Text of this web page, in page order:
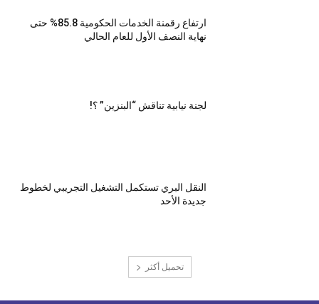
ارتفاع رقمنة الخدمات الحكومية 85.8% حتى
نهاية النصف الأول للعام الحالي
لجنة نيابية تناقش “البنزين” ؟!
النقل البري تستكمل التشغيل التجريبي لخطوط
جديدة الأحد
تحميل أكثر